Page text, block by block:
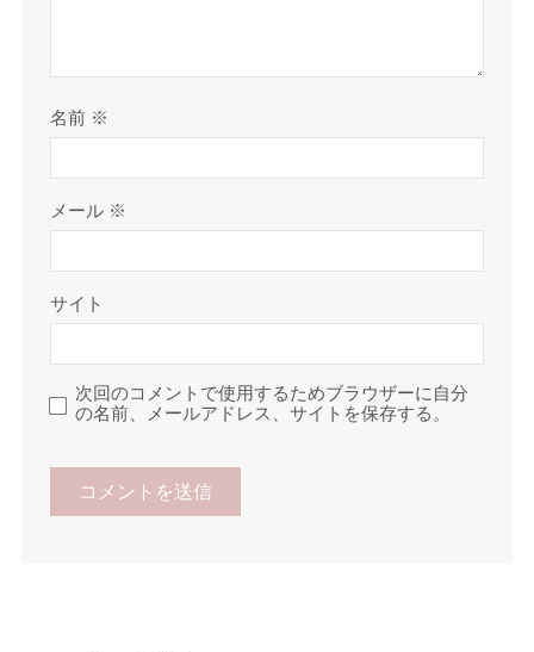
名前 ※
メール ※
サイト
次回のコメントで使用するためブラウザーに自分
の名前、メールアドレス、サイトを保存する。